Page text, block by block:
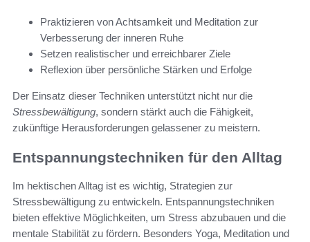
Praktizieren von Achtsamkeit und Meditation zur
Verbesserung der inneren Ruhe
Setzen realistischer und erreichbarer Ziele
Reflexion über persönliche Stärken und Erfolge
Der Einsatz dieser Techniken unterstützt nicht nur die
Stressbewältigung, sondern stärkt auch die Fähigkeit,
zukünftige Herausforderungen gelassener zu meistern.
Entspannungstechniken für den Alltag
Im hektischen Alltag ist es wichtig, Strategien zur
Stressbewältigung zu entwickeln. Entspannungstechniken
bieten effektive Möglichkeiten, um Stress abzubauen und die
mentale Stabilität zu fördern. Besonders Yoga, Meditation und